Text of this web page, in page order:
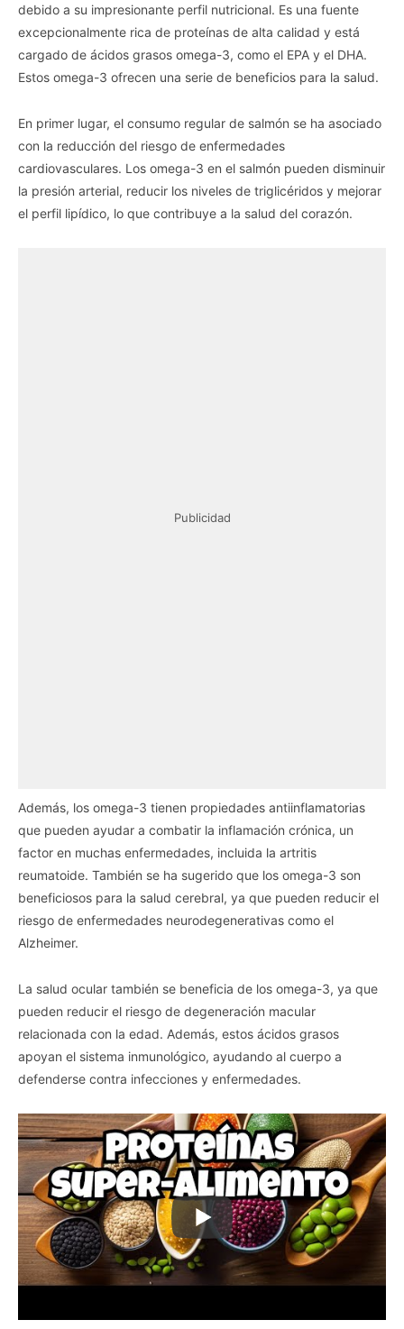
debido a su impresionante perfil nutricional. Es una fuente
excepcionalmente rica de proteínas de alta calidad y está
cargado de ácidos grasos omega-3, como el EPA y el DHA.
Estos omega-3 ofrecen una serie de beneficios para la salud.
En primer lugar, el consumo regular de salmón se ha asociado
con la reducción del riesgo de enfermedades
cardiovasculares. Los omega-3 en el salmón pueden disminuir
la presión arterial, reducir los niveles de triglicéridos y mejorar
el perfil lipídico, lo que contribuye a la salud del corazón.
Publicidad
Además, los omega-3 tienen propiedades antiinflamatorias
que pueden ayudar a combatir la inflamación crónica, un
factor en muchas enfermedades, incluida la artritis
reumatoide. También se ha sugerido que los omega-3 son
beneficiosos para la salud cerebral, ya que pueden reducir el
riesgo de enfermedades neurodegenerativas como el
Alzheimer.
La salud ocular también se beneficia de los omega-3, ya que
pueden reducir el riesgo de degeneración macular
relacionada con la edad. Además, estos ácidos grasos
apoyan el sistema inmunológico, ayudando al cuerpo a
defenderse contra infecciones y enfermedades.